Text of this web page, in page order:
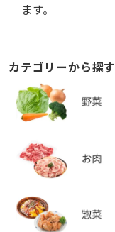
ます。
カテゴリーから探す